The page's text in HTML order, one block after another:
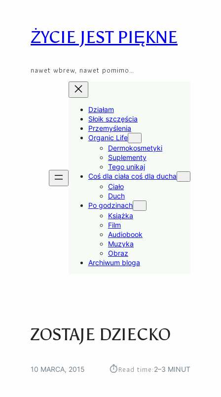
contentŻYCIE JEST PIĘKNE
nawet wbrew, nawet pomimo…
Działam
Słoik szczęścia
Przemyślenia
Organic Life
Dermokosmetyki
Suplementy
Tego unikaj
Coś dla ciała coś dla ducha
Ciało
Duch
Po godzinach
Książka
Film
Audiobook
Muzyka
Obraz
Archiwum bloga
ZOSTAJE DZIECKO
10 MARCA, 2015 ⏱︎Read time:2–3 MINUT